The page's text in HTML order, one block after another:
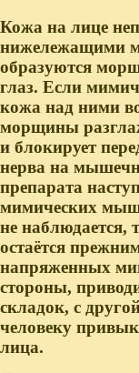
Кожа на лице
нижележащими
образуются
глаз. Если
кожа над ними
морщины
и блокирует
нерва на
препарата
мимических
не наблюдается,
остаётся
напряженных
стороны,
складок, с
человеку
лица.